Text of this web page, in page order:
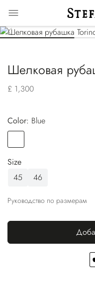
Шелковая
£ 1,300
Color:
blue
Size
45
46
Руководство по размерам